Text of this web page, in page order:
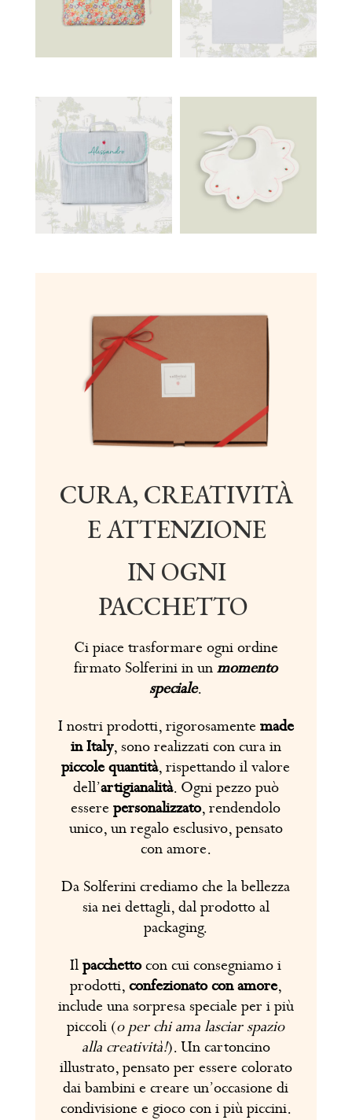
CURA, CREATIVITÀ
E ATTENZIONE
IN OGNI
PACCHETTO
Ci piace trasformare ogni ordine
firmato Solferini in unmomento
speciale.
I nostri prodotti, rigorosamente made
in Italy, sono realizzati con cura in
piccole quantità, rispettando il valore
dell’artigianalità. Ogni pezzo può
esserepersonalizzato, rendendolo
unico, un regalo esclusivo, pensato
con amore.
Da Solferini crediamo che la bellezza
sia nei dettagli, dal prodotto al
packaging.
Ilpacchettocon cui consegniamo i
prodotti,confezionato con amore,
include una sorpresa speciale per i più
piccoli (o per chi ama lasciar spazio
alla creatività!). Un cartoncino
illustrato, pensato per essere colorato
dai bambini e creare un’occasione di
condivisione e gioco con i più piccini.